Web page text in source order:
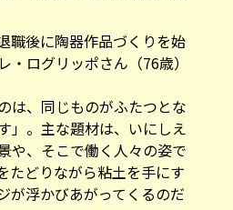
・ログリッポさん（76歳）
は、同じものがふたつとな
」。主な題材は、いにしえ
や、そこで働く人々の姿で
たどりながら粘土を手にす
が浮かびあがってくるのだ